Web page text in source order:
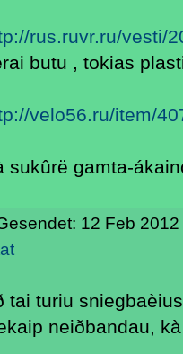
rus.ruvr.ru/vesti/
butu , tokias
velo56.ru/item/
sukûrë gamta-
12 Feb
tai turiu
neiðbandau,